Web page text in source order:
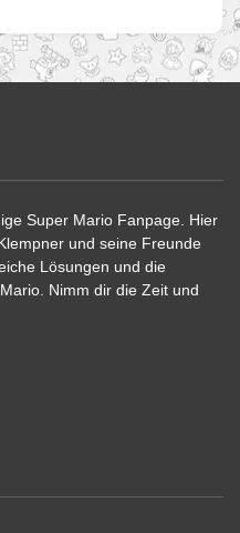
Super Mario Fanpage. Hier
und seine Freunde
Lösungen und die
Nimm dir die Zeit und